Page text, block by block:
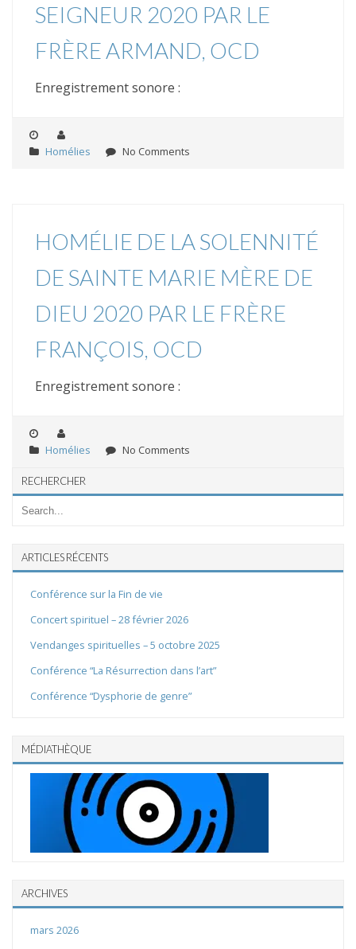
SEIGNEUR 2020 PAR LE
FRÈRE ARMAND, OCD
Enregistrement sonore :
Homélies No Comments
HOMÉLIE DE LA SOLENNITÉ
DE SAINTE MARIE MÈRE DE
DIEU 2020 PAR LE FRÈRE
FRANÇOIS, OCD
Enregistrement sonore :
Homélies No Comments
RECHERCHER
ARTICLES RÉCENTS
Conférence sur la Fin de vie
Concert spirituel – 28 février 2026
Vendanges spirituelles – 5 octobre 2025
Conférence “La Résurrection dans l’art”
Conférence “Dysphorie de genre”
MÉDIATHÈQUE
ARCHIVES
mars 2026